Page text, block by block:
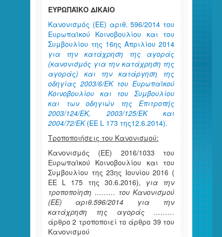
ΕΥΡΩΠΑΪΚΟ ΔΙΚΑΙΟ
Κανονισμός (ΕΕ) αριθ. 596/2014 του
Ευρωπαϊκού Κοινοβουλίου και του
Συμβουλίου της 16ης Απριλίου 2014
για την κατάχρηση της αγοράς
(κανονισμός για την κατάχρηση της
αγοράς) και την κατάργηση της
οδηγίας 2003/6/ΕΚ του Ευρωπαϊκού
Κοινοβουλίου και του Συμβουλίου
και των οδηγιών της Επιτροπής
2003/124/ΕΚ, 2003/125/ΕΚ και
2004/72/ΕΚ(ΕΕ L 173 της12.6.2014).
Τροποποιήσεις του Κανονισμού:
Κανονισμός (ΕΕ) 2016/1033 του
Ευρωπαϊκού Κοινοβουλίου και του
Συμβουλίου της 23ης Ιουνίου 2016 (
ΕΕ L 175 της 30.6.2016),
για την
τροποποίηση ……… του Κανονισμού
(ΕΕ) αριθ.596/2014 για την
κατάχρηση της αγοράς ………
άρθρο 2 τροποποιεί το άρθρο 39 του
Κανονισμού